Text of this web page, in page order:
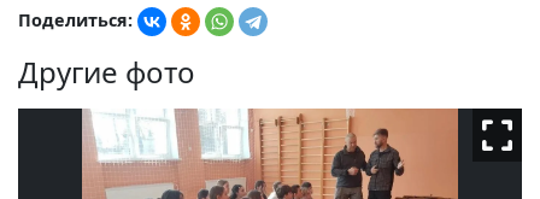
Поделиться:
Другие фото